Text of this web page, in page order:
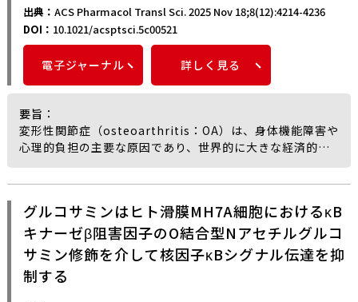
（COL-II）およびSOX-9の発現が有意に上昇したと筆者ら
は述べている。
これらの結果から、関節軟骨修復において長年課題とされ
てきた「力学的安定性」と「生物活性」のトレードオフを
克服する可能性を有するアプローチであることが示唆され
ヒトに侵襲性カンジダ症（カンジダ血症など）を引き起こ
す Candida albicans をはじめとするカンジダ属真菌や、
小麦・トウモロコシなどで深刻な被害をもたらす植物病原
性真菌 Fusarium 属は、医療および農業の両面で重要な問
題となっている。
本研究では、低分子量キトオリゴ糖の抗真菌活性を、複数
の Candida 株および植物病原性糸状菌に対して評価したと
筆者らは述べている。
された。
エレクトロスプレーイオン化質量分析（ESI-MS）により、
得られたキトオリゴ糖には単糖であるβ-D-グルコサミン
（GlcN）と、その二量体から四量体（GlcN₂～₄）が主に含
まれることが確認されたと報告されている。
出典： ACS Pharmacol Transl Sci. 2025 Nov 18;8(12):4214-4236
DOI： 10.1021/acsptsci.5c00521
電子ジャーナル 詳しく見る
要旨 ：
変形性関節症（osteoarthritis：OA）は、身体機能障害や
心理的負担の主要な原因であり、世界的に大きな経済的負
荷をもたらす疾患である。
現在用いられている治療は主として疼痛などの症状緩和を
ないことから、病態修飾的治療法の開発が喫緊の課題とさ
れている。
このような背景のもと、変形性関節症に対する症候改善型
遅効性薬であるグルコサミン、コンドロイチン硫酸、ヒア
ルロン酸は、疼痛軽減に加え、OAに特徴的な炎症および変
グルコサミンはヒト滑膜MH7A細胞におけるκB
キナーゼβ阻害因子のO結合型Nアセチルグルコ
サミン修飾を介して核因子κBシグナル伝達を抑
制する